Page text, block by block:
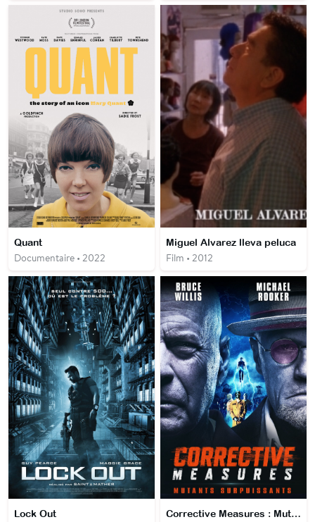
Quant
Documentaire • 2022
Miguel Alvarez lleva peluca
Film • 2012
Lock Out Corrective Measures : Mutants surpuissants